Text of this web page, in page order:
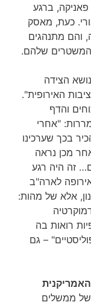
ברגע
כעת, מאסק
והם מתנהגים
המשטרים שלהם.
הצידה
האירופית".
והדף
"אחרי
בכך שערכינו
מכן נראה
זה היה רגע
לארה"ב
אלא של מהות:
רואות בה
– גם
של ממשלים